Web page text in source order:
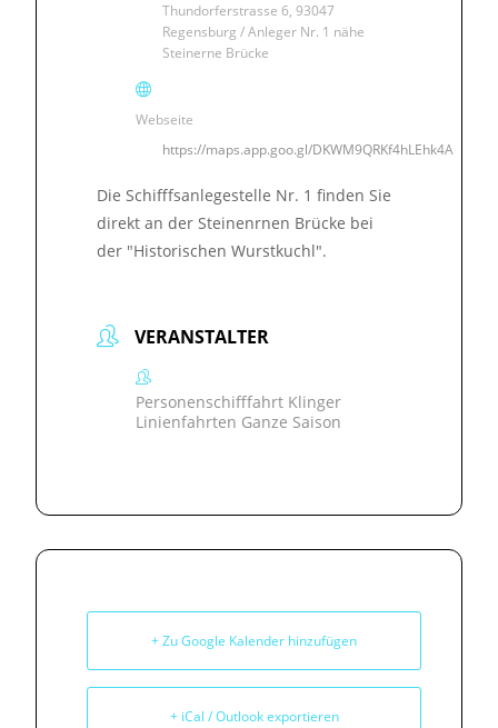
Thundorferstrasse 6, 93047
Regensburg / Anleger Nr. 1 nähe
Steinerne Brücke
Webseite
https://maps.app.goo.gl/DKWM9QRKf4hLEhk4A
Die Schifffsanlegestelle Nr. 1 finden Sie
direkt an der Steinenrnen Brücke bei
der "Historischen Wurstkuchl".
VERANSTALTER
Personenschifffahrt Klinger
Linienfahrten Ganze Saison
+ Zu Google Kalender hinzufügen
+ iCal / Outlook exportieren